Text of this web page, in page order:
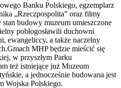
Banku Polskiego, egzemplarz
„Rzeczpospolita” oraz filmy
budowy muzeum umieszczone
pobłogosławili duchowni
ewangeliccy, a także naczelny
MHP będzie mieścić się
w przyszłym Parku
też istniejące już Muzeum
a jednocześnie budowana jest
Wojska Polskiego.